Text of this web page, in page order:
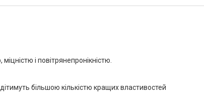
і повітрянепронікністю.
більшою кількістю кращих властивостей